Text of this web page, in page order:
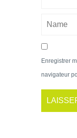
Enregistrer
navigateur